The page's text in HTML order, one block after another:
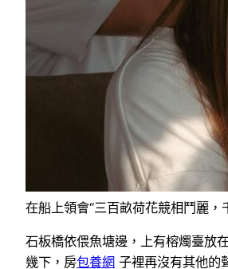
在船上領會“三百畝荷花競相鬥麗，
石板橋依偎魚塘邊，上有榕燭臺放
幾下，房包養網 子裡再沒有其他的